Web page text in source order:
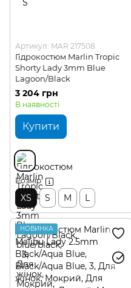
Артикул: MAR 217508
Гідрокостюм Marlin Tropic
Shorty Lady 3mm Blue
Lagoon/Black
3 204 грн
В наявності
Купити
Розмір
XS S M L
НОВИНКА